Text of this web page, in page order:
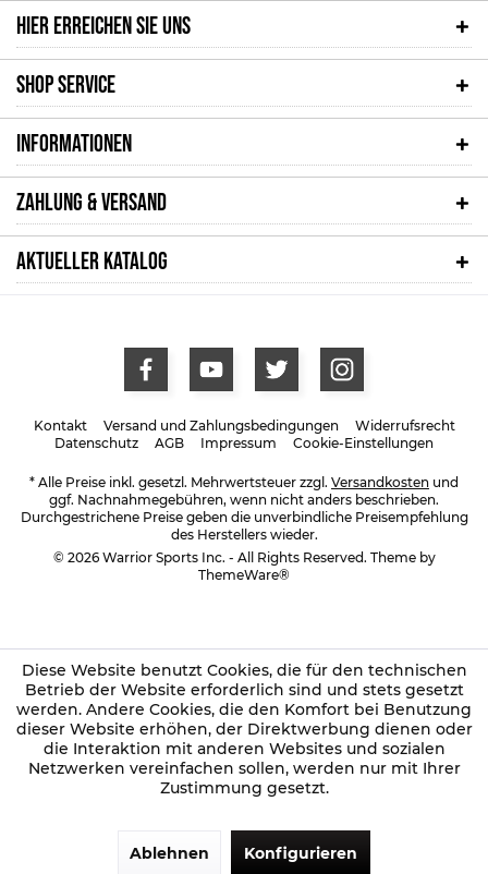
HIER ERREICHEN SIE UNS
SHOP SERVICE
INFORMATIONEN
ZAHLUNG & VERSAND
AKTUELLER KATALOG
Kontakt Versand und Zahlungsbedingungen
Widerrufsrecht
Datenschutz
AGB Impressum Cookie-Einstellungen
* Alle Preise inkl. gesetzl. Mehrwertsteuer zzgl. Versandkosten und
ggf. Nachnahmegebühren, wenn nicht anders beschrieben.
Durchgestrichene Preise geben die unverbindliche Preisempfehlung
des Herstellers wieder.
© 2026 Warrior Sports Inc. - All Rights Reserved. Theme by
ThemeWare®
Diese Website benutzt Cookies, die für den technischen
Betrieb der Website erforderlich sind und stets gesetzt
werden. Andere Cookies, die den Komfort bei Benutzung
dieser Website erhöhen, der Direktwerbung dienen oder
die Interaktion mit anderen Websites und sozialen
Netzwerken vereinfachen sollen, werden nur mit Ihrer
Zustimmung gesetzt.
Ablehnen Konfigurieren